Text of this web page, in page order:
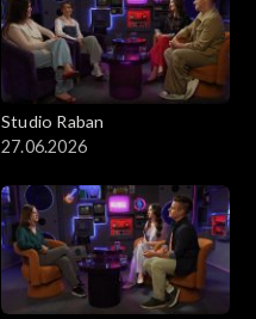
Studio Raban
27.06.2026